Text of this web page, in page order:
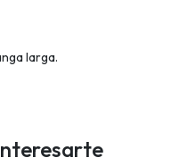
larga.